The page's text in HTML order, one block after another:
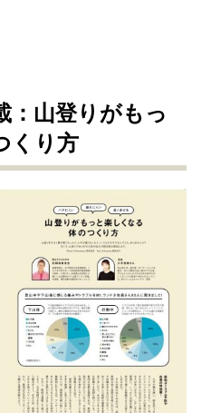
：山登りがもっ
くり方